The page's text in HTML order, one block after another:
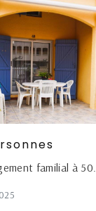
familial à 50...